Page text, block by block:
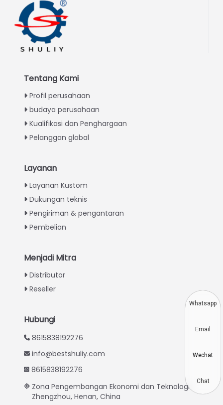
Tentang Kami
Profil perusahaan
budaya perusahaan
Kualifikasi dan Penghargaan
Pelanggan global
Layanan
Layanan Kustom
Dukungan teknis
Pengiriman & pengantaran
Pembelian
Menjadi Mitra
Distributor
Reseller
Hubungi
8615838192276
info@bestshuliy.com
8615838192276
Zona Pengembangan Ekonomi dan Teknologi
Zhengzhou, Henan, China
Whatsapp
Email
Wechat
Chat